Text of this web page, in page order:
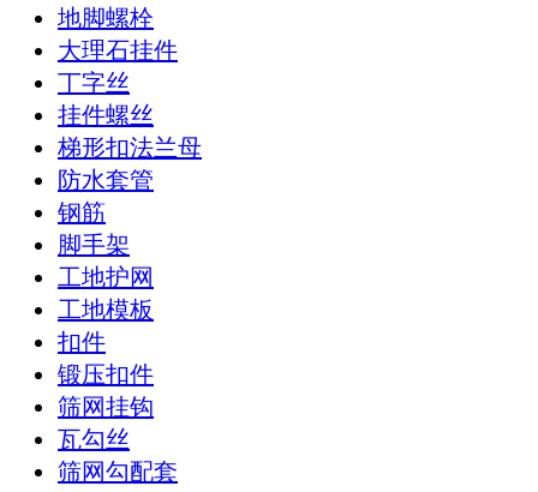
地脚螺栓
大理石挂件
丁字丝
挂件螺丝
梯形扣法兰母
防水套管
钢筋
脚手架
工地护网
工地模板
扣件
锻压扣件
筛网挂钩
瓦勾丝
筛网勾配套